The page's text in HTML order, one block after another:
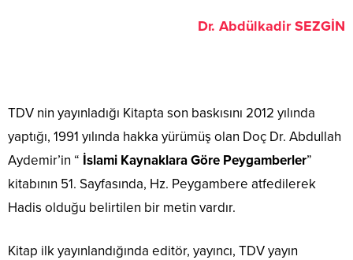
Dr. Abdülkadir SEZGİN
TDV nin yayınladığı Kitapta son baskısını 2012 yılında
yaptığı, 1991 yılında hakka yürümüş olan Doç Dr. Abdullah
Aydemir’in “ İslami Kaynaklara Göre Peygamberler”
kitabının 51. Sayfasında, Hz. Peygambere atfedilerek
Hadis olduğu belirtilen bir metin vardır.
Kitap ilk yayınlandığında editör, yayıncı, TDV yayın